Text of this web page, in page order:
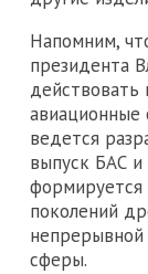
Напомним,
президента
действовать
авиационные
ведется
выпуск БАС
формируется
поколений
непрерывной
сферы.